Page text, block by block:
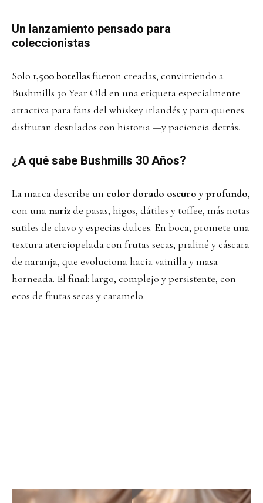
Un lanzamiento pensado para
coleccionistas
Solo 1,500 botellasfueron creadas, convirtiendo a
Bushmills 30 Year Old en una etiqueta especialmente
atractiva para fans del whiskey irlandés y para quienes
disfrutan destilados con historia —y paciencia detrás.
¿A qué sabe Bushmills 30 Años?
La marca describe un color dorado oscuro y profundo,
con unanarizde pasas, higos, dátiles y toffee, más notas
sutiles de clavo y especias dulces. En boca, promete una
textura aterciopelada con frutas secas, praliné y cáscara
de naranja, que evoluciona hacia vainilla y masa
horneada. El final: largo, complejo y persistente, con
ecos de frutas secas y caramelo.